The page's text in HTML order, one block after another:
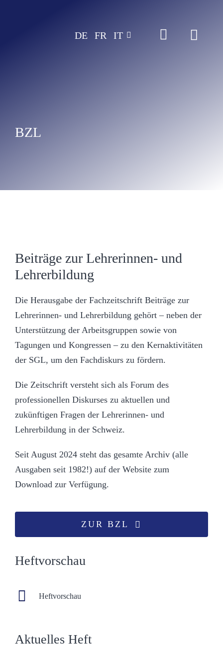
DE FR IT
BZL
Beiträge zur Lehrerinnen- und
Lehrerbildung
ZUR BZL
Die Herausgabe der Fachzeitschrift Beiträge zur
Lehrerinnen- und Lehrerbildung gehört – neben der
Unterstützung der Arbeitsgruppen sowie von
Tagungen und Kongressen – zu den Kernaktivitäten
der SGL, um den Fachdiskurs zu fördern.
Die Zeitschrift versteht sich als Forum des
professionellen Diskurses zu aktuellen und
zukünftigen Fragen der Lehrerinnen- und
Lehrerbildung in der Schweiz.
Seit August 2024 steht das gesamte Archiv (alle
Ausgaben seit 1982!) auf der Website zum
Download zur Verfügung.
Aktuelles Heft
Heftvorschau
Heftvorschau